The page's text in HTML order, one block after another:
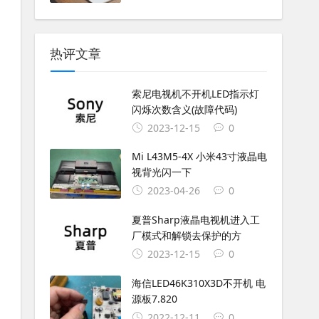
热评文章
索尼电视机不开机LED指示灯
闪烁次数含义(故障代码)
2023-12-15
0
Mi L43M5-4X 小米43寸液晶电
视背光闪一下
2023-04-26
0
夏普Sharp液晶电视机进入工
厂模式和解锁去保护的方
2023-12-15
0
海信LED46K310X3D不开机 电
源板7.820